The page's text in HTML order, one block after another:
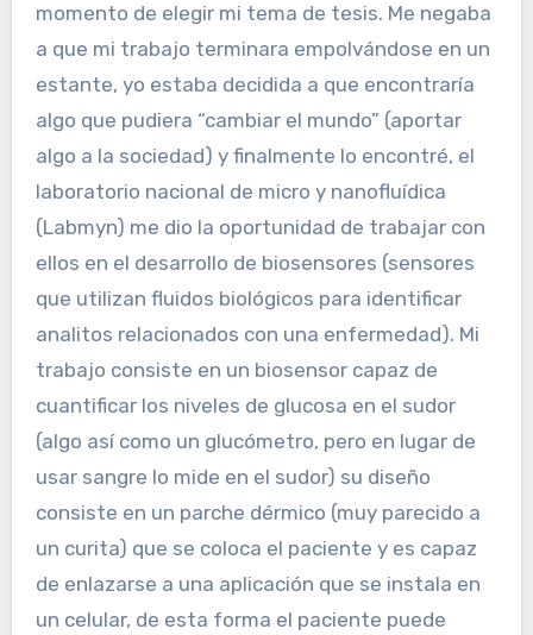
momento de elegir mi tema de tesis. Me negaba
a que mi trabajo terminara empolvándose en un
estante, yo estaba decidida a que encontraría
algo que pudiera “cambiar el mundo” (aportar
algo a la sociedad) y finalmente lo encontré, el
laboratorio nacional de micro y nanofluídica
(Labmyn) me dio la oportunidad de trabajar con
ellos en el desarrollo de biosensores (sensores
que utilizan fluidos biológicos para identificar
analitos relacionados con una enfermedad). Mi
trabajo consiste en un biosensor capaz de
cuantificar los niveles de glucosa en el sudor
(algo así como un glucómetro, pero en lugar de
usar sangre lo mide en el sudor) su diseño
consiste en un parche dérmico (muy parecido a
un curita) que se coloca el paciente y es capaz
de enlazarse a una aplicación que se instala en
un celular, de esta forma el paciente puede